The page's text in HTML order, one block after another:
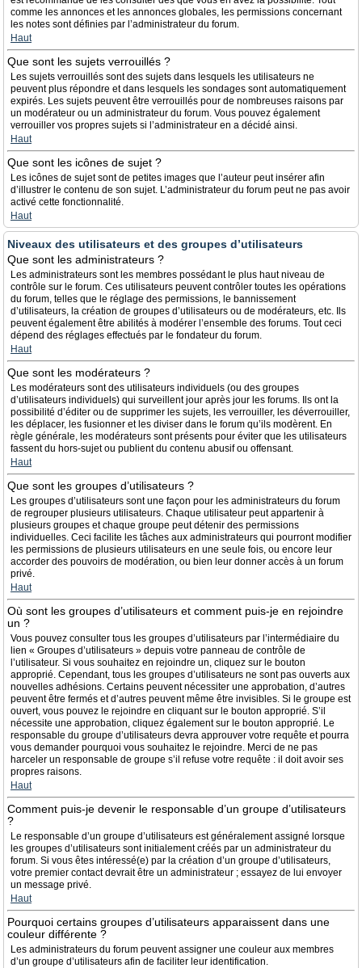
comme les annonces et les annonces globales, les permissions concernant
les notes sont définies par l’administrateur du forum.
Haut
Que sont les sujets verrouillés ?
Les sujets verrouillés sont des sujets dans lesquels les utilisateurs ne
peuvent plus répondre et dans lesquels les sondages sont automatiquement
expirés. Les sujets peuvent être verrouillés pour de nombreuses raisons par
un modérateur ou un administrateur du forum. Vous pouvez également
verrouiller vos propres sujets si l’administrateur en a décidé ainsi.
Haut
Que sont les icônes de sujet ?
Les icônes de sujet sont de petites images que l’auteur peut insérer afin
d’illustrer le contenu de son sujet. L’administrateur du forum peut ne pas avoir
activé cette fonctionnalité.
Haut
Niveaux des utilisateurs et des groupes d’utilisateurs
Que sont les administrateurs ?
Les administrateurs sont les membres possédant le plus haut niveau de
contrôle sur le forum. Ces utilisateurs peuvent contrôler toutes les opérations
du forum, telles que le réglage des permissions, le bannissement
d’utilisateurs, la création de groupes d’utilisateurs ou de modérateurs, etc. Ils
peuvent également être abilités à modérer l’ensemble des forums. Tout ceci
dépend des réglages effectués par le fondateur du forum.
Haut
Que sont les modérateurs ?
Les modérateurs sont des utilisateurs individuels (ou des groupes
d’utilisateurs individuels) qui surveillent jour après jour les forums. Ils ont la
possibilité d’éditer ou de supprimer les sujets, les verrouiller, les déverrouiller,
les déplacer, les fusionner et les diviser dans le forum qu’ils modèrent. En
règle générale, les modérateurs sont présents pour éviter que les utilisateurs
fassent du hors-sujet ou publient du contenu abusif ou offensant.
Haut
Que sont les groupes d’utilisateurs ?
Les groupes d’utilisateurs sont une façon pour les administrateurs du forum
de regrouper plusieurs utilisateurs. Chaque utilisateur peut appartenir à
plusieurs groupes et chaque groupe peut détenir des permissions
individuelles. Ceci facilite les tâches aux administrateurs qui pourront modifier
les permissions de plusieurs utilisateurs en une seule fois, ou encore leur
accorder des pouvoirs de modération, ou bien leur donner accès à un forum
privé.
Haut
Où sont les groupes d’utilisateurs et comment puis-je en rejoindre
un ?
Vous pouvez consulter tous les groupes d’utilisateurs par l’intermédiaire du
lien « Groupes d’utilisateurs » depuis votre panneau de contrôle de
l’utilisateur. Si vous souhaitez en rejoindre un, cliquez sur le bouton
approprié. Cependant, tous les groupes d’utilisateurs ne sont pas ouverts aux
nouvelles adhésions. Certains peuvent nécessiter une approbation, d’autres
peuvent être fermés et d’autres peuvent même être invisibles. Si le groupe est
ouvert, vous pouvez le rejoindre en cliquant sur le bouton approprié. S’il
nécessite une approbation, cliquez également sur le bouton approprié. Le
responsable du groupe d’utilisateurs devra approuver votre requête et pourra
vous demander pourquoi vous souhaitez le rejoindre. Merci de ne pas
harceler un responsable de groupe s’il refuse votre requête : il doit avoir ses
propres raisons.
Haut
Comment puis-je devenir le responsable d’un groupe d’utilisateurs
?
Le responsable d’un groupe d’utilisateurs est généralement assigné lorsque
les groupes d’utilisateurs sont initialement créés par un administrateur du
forum. Si vous êtes intéressé(e) par la création d’un groupe d’utilisateurs,
votre premier contact devrait être un administrateur ; essayez de lui envoyer
un message privé.
Haut
Pourquoi certains groupes d’utilisateurs apparaissent dans une
couleur différente ?
Les administrateurs du forum peuvent assigner une couleur aux membres
d’un groupe d’utilisateurs afin de faciliter leur identification.